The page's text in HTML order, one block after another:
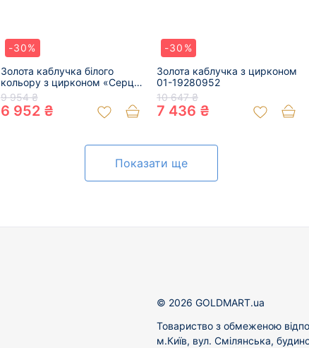
-30%
Золота каблучка білого
кольору з цирконом «Серце»
01-200379280
9 954 ₴
6 952 ₴
-30%
Золота каблучка з цирконом
01-19280952
10 647 ₴
7 436 ₴
Показати ще
© 2026 GOLDMART.ua
Товариство з обмеженою
м.Київ, вул. Смілянська,